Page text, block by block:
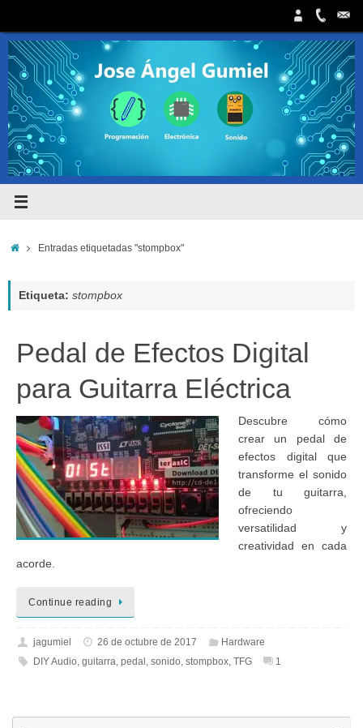
contenido
InicioEntradas etiquetadas "stompbox"
Etiqueta: stompbox
Pedal de Efectos Digital
para Guitarra Eléctrica
Descubre cómo
crear un pedal de
efectos digital que
transforme el sonido
de tu guitarra,
ofreciendo
versatilidad y
creatividad en cada
acorde.
Continue reading
jagumiel 26 de octubre de 2017
Hardware
DIY Audio, guitarra, pedal , sonido, stompbox, TFG 1